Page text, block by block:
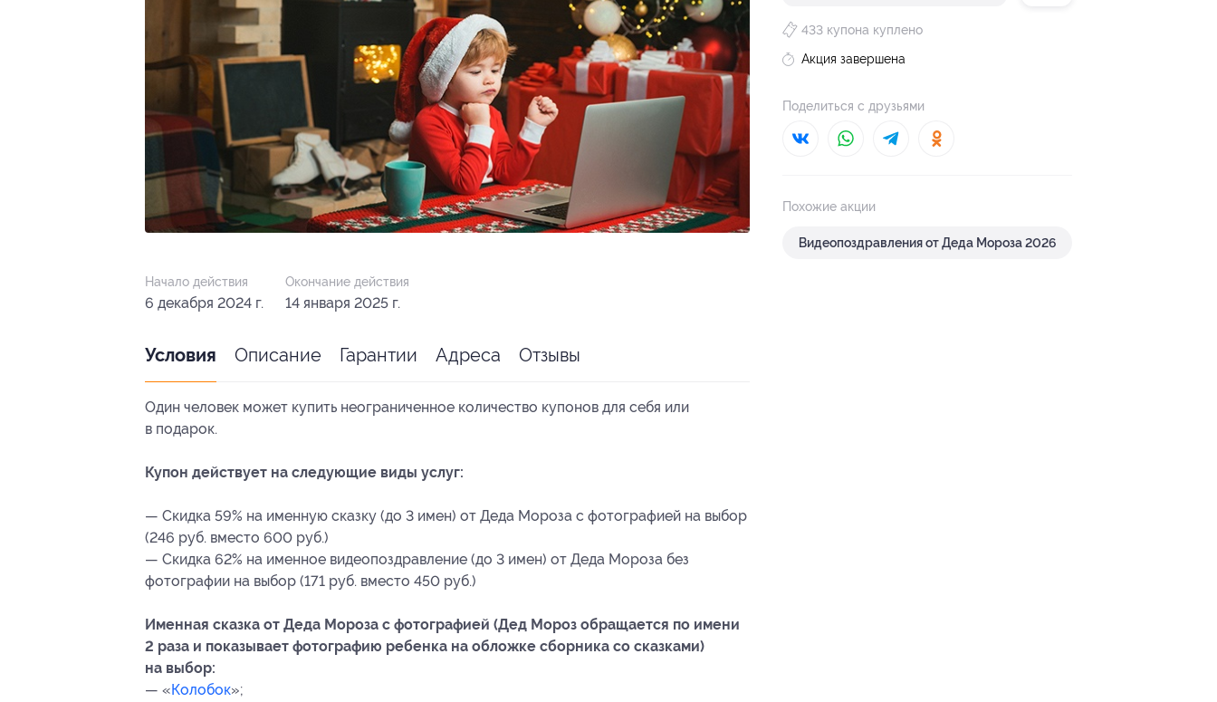
433 купона куплено
Акция завершена
Поделиться с друзьями
Похожие акции
Видеопоздравления от Деда Мороза 2026
Начало действия
6 декабря 2024 г.
Окончание действия
14 января 2025 г.
Условия Описание Гарантии Адреса Отзывы
Один человек может купить неограниченное количество купонов для себя или
в подарок.
Купон действует на следующие виды услуг:
— Скидка 59% на именную сказку (до 3 имен) от Деда Мороза с фотографией на выбор
(246 руб. вместо 600 руб.)
— Скидка 62% на именное видеопоздравление (до 3 имен) от Деда Мороза без
фотографии на выбор (171 руб. вместо 450 руб.)
Именная сказка от Деда Мороза с фотографией (Дед Мороз обращается по имени
2 раза и показывает фотографию ребенка на обложке сборника со сказками)
на выбор:
— «Колобок»;